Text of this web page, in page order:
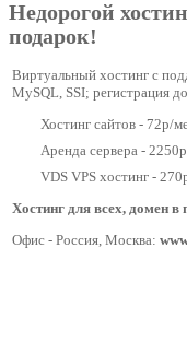
Недорогой
подарок!
Виртуальный хостинг с
MySQL, SSI; регистрация
Хостинг сайтов - 72р/
Аренда сервера -
VDS VPS хостинг -
Хостинг для всех, домен в
Офис - Россия, Москва: